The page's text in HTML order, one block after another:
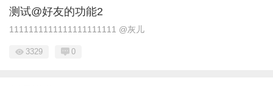
测试@好友的功能2
1111111111111111111111 @灰儿
3329 0